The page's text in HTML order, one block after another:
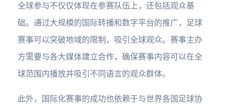
全球参与不仅仅体现在参赛队伍上，还包括观众基
础。通过大规模的国际转播和数字平台的推广，足球
赛事可以突破地域的限制，吸引全球观众。赛事主办
方需要与各大媒体建立合作，确保赛事内容可以在全
球范围内播放并吸引不同语言的观众群体。
此外，国际化赛事的成功也依赖于与世界各国足球协